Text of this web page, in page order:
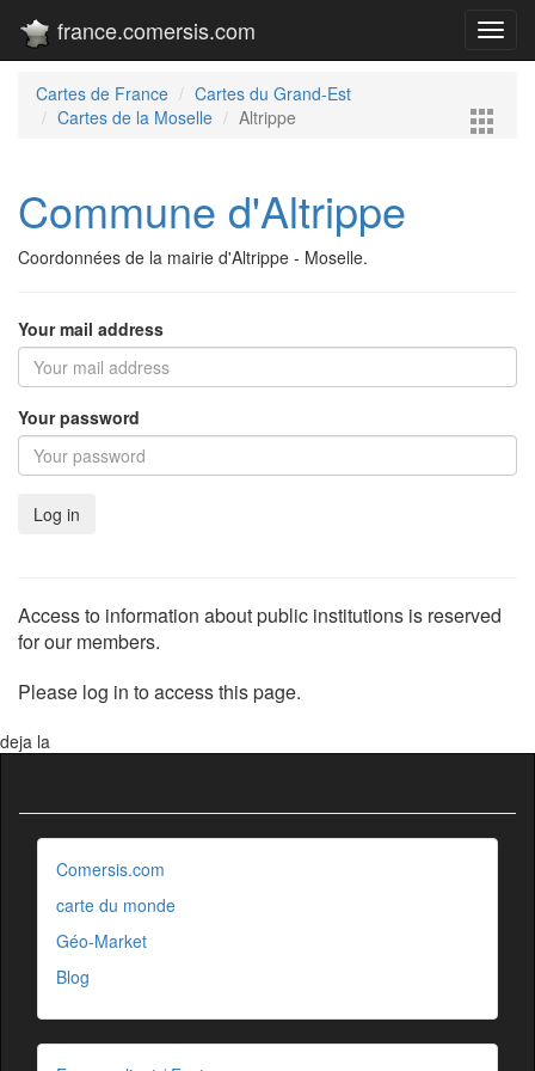
france.comersis.com
Cartes de France
Cartes du Grand-Est
Cartes de la Moselle
Altrippe
Commune d'Altrippe
Coordonnées de la mairie d'Altrippe - Moselle.
Your mail address
Your password
Access to information about public institutions is reserved
for our members.
Please log in to access this page.
deja la
Comersis.com
carte du monde
Géo-Market
Blog